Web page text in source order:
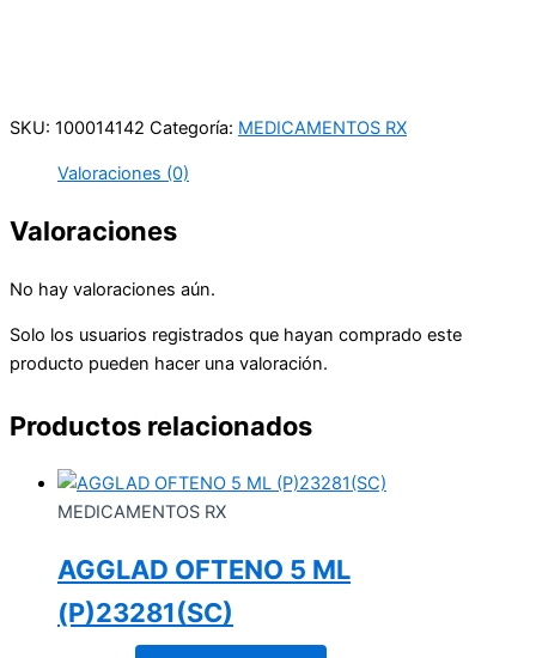
SKU: 100014142 Categoría: MEDICAMENTOS RX
Valoraciones (0)
Valoraciones
No hay valoraciones aún.
Solo los usuarios registrados que hayan comprado este
producto pueden hacer una valoración.
Productos relacionados
MEDICAMENTOS RX
AGGLAD OFTENO 5 ML
(P)23281(SC)